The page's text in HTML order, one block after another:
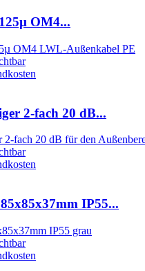
OM4...
2-fach 20 dB...
IP55...